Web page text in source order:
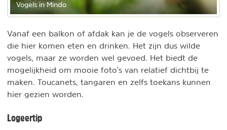
Vogels in Mindo
Vanaf een balkon of afdak kan je de vogels observeren
die hier komen eten en drinken. Het zijn dus wilde
vogels, maar ze worden wel gevoed. Het biedt de
mogelijkheid om mooie foto's van relatief dichtbij te
maken. Toucanets, tangaren en zelfs toekans kunnen
hier gezien worden.
Logeertip